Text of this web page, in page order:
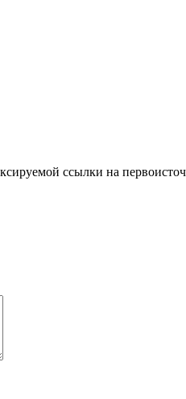
ссылки на